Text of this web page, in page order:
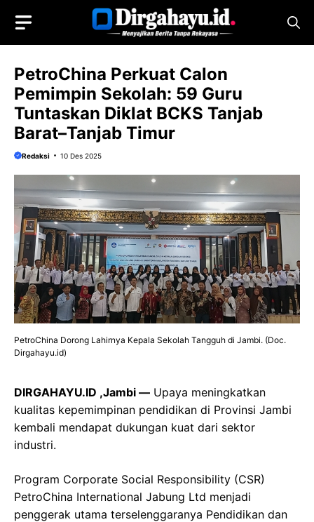
isi
PetroChina Perkuat Calon
Pemimpin Sekolah: 59 Guru
Tuntaskan Diklat BCKS Tanjab
Barat–Tanjab Timur
Redaksi 10 Des 2025
PetroChina Dorong Lahirnya Kepala Sekolah Tangguh di Jambi. (Doc.
Dirgahayu.id)
DIRGAHAYU.ID ,Jambi — Upaya meningkatkan
kualitas kepemimpinan pendidikan di Provinsi Jambi
kembali mendapat dukungan kuat dari sektor
industri.
Program Corporate Social Responsibility (CSR)
PetroChina International Jabung Ltd menjadi
penggerak utama terselenggaranya Pendidikan dan